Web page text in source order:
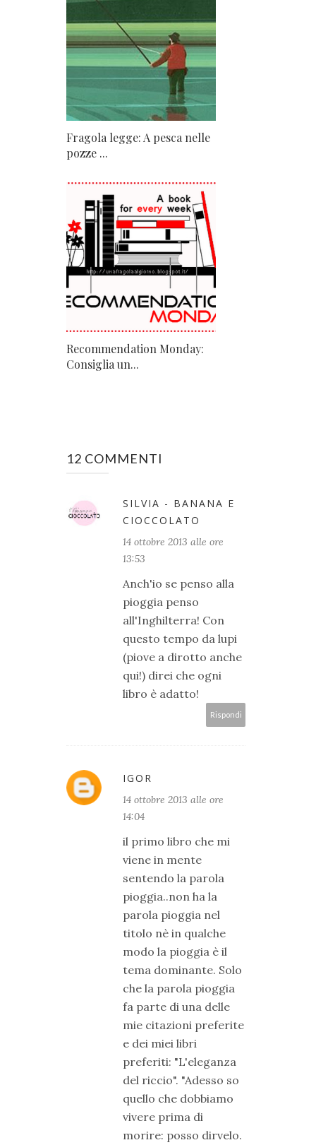
Fragola legge: A pesca nelle
pozze ...
Recommendation Monday:
Consiglia un...
12 COMMENTI
SILVIA - BANANA E
CIOCCOLATO
14 ottobre 2013 alle ore
13:53
Anch'io se penso alla
pioggia penso
all'Inghilterra! Con
questo tempo da lupi
(piove a dirotto anche
qui!) direi che ogni
libro è adatto!
Rispondi
IGOR
14 ottobre 2013 alle ore
14:04
il primo libro che mi
viene in mente
sentendo la parola
pioggia..non ha la
parola pioggia nel
titolo nè in qualche
modo la pioggia è il
tema dominante. Solo
che la parola pioggia
fa parte di una delle
mie citazioni preferite
e dei miei libri
preferiti: "L'eleganza
del riccio". "Adesso so
quello che dobbiamo
vivere prima di
morire: posso dirvelo.